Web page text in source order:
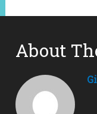
About